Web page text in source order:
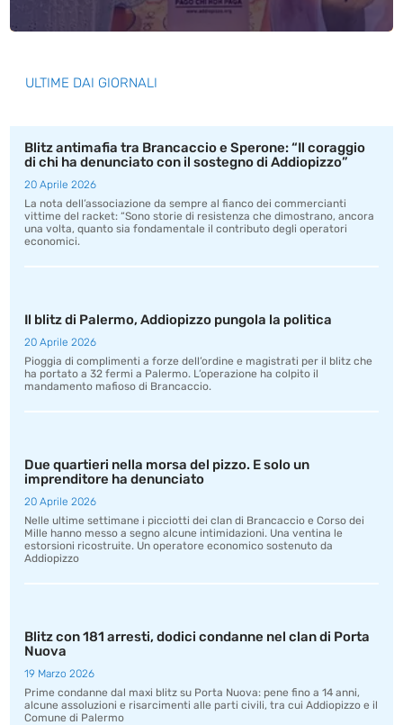
ULTIME DAI GIORNALI
Blitz antimafia tra Brancaccio e Sperone: “Il coraggio
di chi ha denunciato con il sostegno di Addiopizzo”
20 Aprile 2026
La nota dell’associazione da sempre al fianco dei commercianti
vittime del racket: “Sono storie di resistenza che dimostrano, ancora
una volta, quanto sia fondamentale il contributo degli operatori
economici.
Il blitz di Palermo, Addiopizzo pungola la politica
20 Aprile 2026
Pioggia di complimenti a forze dell’ordine e magistrati per il blitz che
ha portato a 32 fermi a Palermo. L’operazione ha colpito il
mandamento mafioso di Brancaccio.
Due quartieri nella morsa del pizzo. E solo un
imprenditore ha denunciato
20 Aprile 2026
Nelle ultime settimane i picciotti dei clan di Brancaccio e Corso dei
Mille hanno messo a segno alcune intimidazioni. Una ventina le
estorsioni ricostruite. Un operatore economico sostenuto da
Addiopizzo
Blitz con 181 arresti, dodici condanne nel clan di Porta
Nuova
19 Marzo 2026
Prime condanne dal maxi blitz su Porta Nuova: pene fino a 14 anni,
alcune assoluzioni e risarcimenti alle parti civili, tra cui Addiopizzo e il
Comune di Palermo